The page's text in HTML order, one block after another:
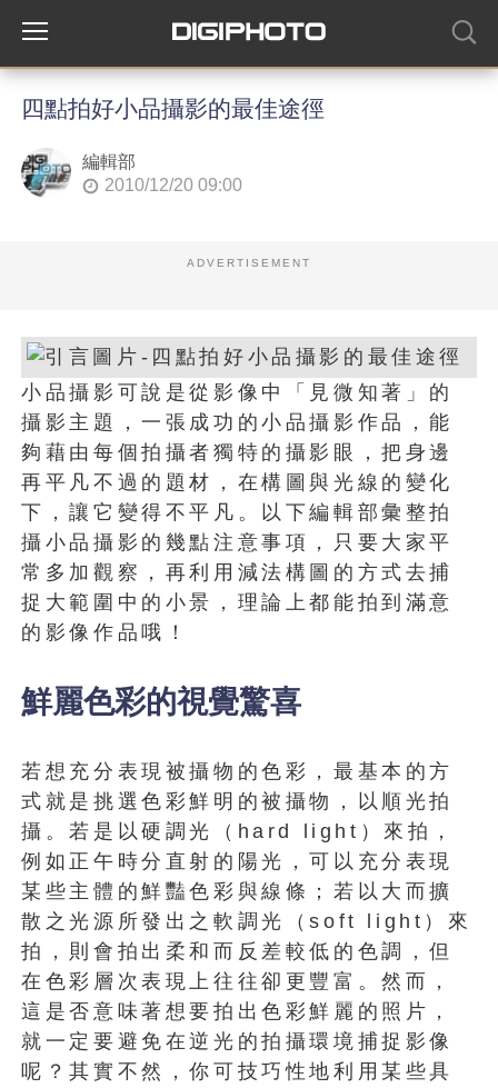
四點拍好小品攝影的最佳途徑
編輯部
2010/12/20 09:00
ADVERTISEMENT
小品攝影可說是從影像中「見微知著」的
攝影主題，一張成功的小品攝影作品，能
夠藉由每個拍攝者獨特的攝影眼，把身邊
再平凡不過的題材，在構圖與光線的變化
下，讓它變得不平凡。以下編輯部彙整拍
攝小品攝影的幾點注意事項，只要大家平
常多加觀察，再利用減法構圖的方式去捕
捉大範圍中的小景，理論上都能拍到滿意
的影像作品哦！
鮮麗色彩的視覺驚喜
若想充分表現被攝物的色彩，最基本的方
式就是挑選色彩鮮明的被攝物，以順光拍
攝。若是以硬調光（hard light）來拍，
例如正午時分直射的陽光，可以充分表現
某些主體的鮮豔色彩與線條；若以大而擴
散之光源所發出之軟調光（soft light）來
拍，則會拍出柔和而反差較低的色調，但
在色彩層次表現上往往卻更豐富。然而，
這是否意味著想要拍出色彩鮮麗的照片，
就一定要避免在逆光的拍攝環境捕捉影像
呢？其實不然，你可技巧性地利用某些具